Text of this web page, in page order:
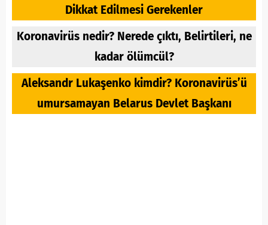
Dikkat Edilmesi Gerekenler
Koronavirüs nedir? Nerede çıktı, Belirtileri, ne
kadar ölümcül?
Aleksandr Lukaşenko kimdir? Koronavirüs’ü
umursamayan Belarus Devlet Başkanı